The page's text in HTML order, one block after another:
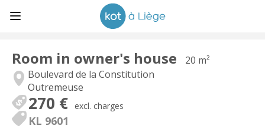
Room in owner's house
20 m²
Boulevard de la Constitution
Outremeuse
270 € excl. charges
KL 9601